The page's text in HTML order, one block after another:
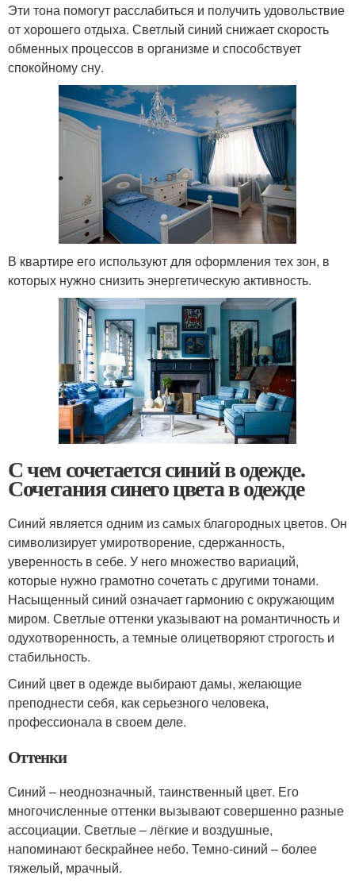
Эти тона помогут расслабиться и получить удовольствие
от хорошего отдыха. Светлый синий снижает скорость
обменных процессов в организме и способствует
спокойному сну.
В квартире его используют для оформления тех зон, в
которых нужно снизить энергетическую активность.
С чем сочетается синий в одежде.
Сочетания синего цвета в одежде
Синий является одним из самых благородных цветов. Он
символизирует умиротворение, сдержанность,
уверенность в себе. У него множество вариаций,
которые нужно грамотно сочетать с другими тонами.
Насыщенный синий означает гармонию с окружающим
миром. Светлые оттенки указывают на романтичность и
одухотворенность, а темные олицетворяют строгость и
стабильность.
Синий цвет в одежде выбирают дамы, желающие
преподнести себя, как серьезного человека,
профессионала в своем деле.
Оттенки
Синий – неоднозначный, таинственный цвет. Его
многочисленные оттенки вызывают совершенно разные
ассоциации. Светлые – лёгкие и воздушные,
напоминают бескрайнее небо. Темно-синий – более
тяжелый, мрачный.